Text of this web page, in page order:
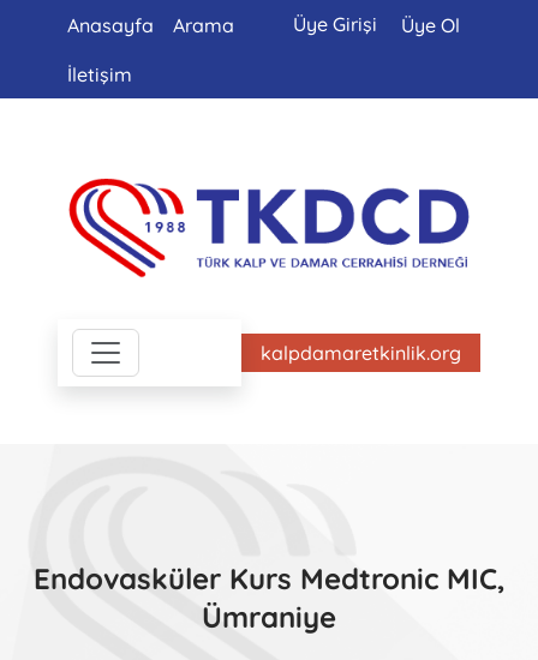
Anasayfa Arama Üye Girişi Üye Ol
İletişim
kalpdamaretkinlik.org
Endovasküler Kurs Medtronic MIC,
Ümraniye